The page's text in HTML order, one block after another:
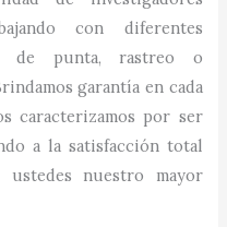
con diferentes
de punta, rastreo o
garantía en cada
caracterizamos por ser
a la satisfacción total
nuestro mayor